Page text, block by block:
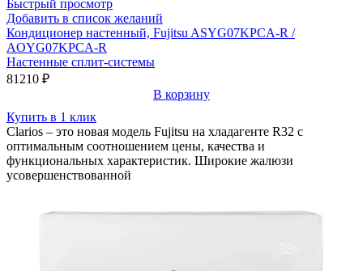
Быстрый просмотр
Добавить в список желаний
Кондиционер настенный, Fujitsu ASYG07KPCA-R /
AOYG07KPCA-R
Настенные сплит-системы
81210 ₽
В корзину
Купить в 1 клик
Clarios – это новая модель Fujitsu на хладагенте R32 с
оптимальным соотношением цены, качества и
функциональных характеристик. Широкие жалюзи
усовершенствованной